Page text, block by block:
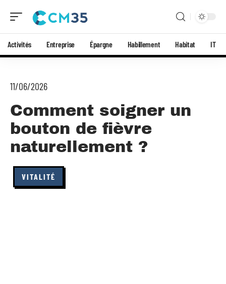
Activités Entreprise Épargne Habillement Habitat IT
11/06/2026
Comment soigner un
bouton de fièvre
naturellement ?
VITALITÉ